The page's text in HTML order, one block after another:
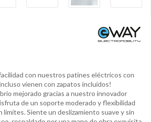
con nuestros patines eléctricos con
vienen con zapatos incluidos!
mejorado gracias a nuestro innovador
de un soporte moderado y flexibilidad
límites. Siente un deslizamiento suave y sin